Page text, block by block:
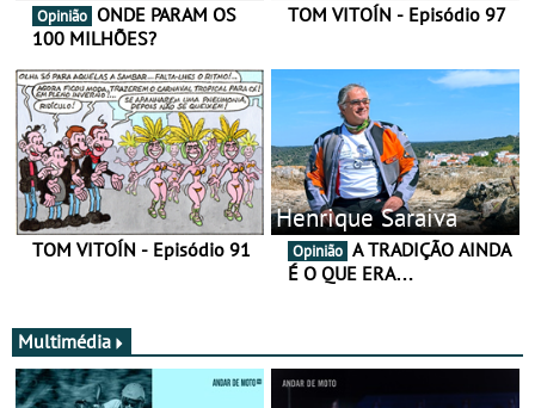
Opinião
100 MILHÕES?
TOM VITOÍN - Episódio 97
TOM VITOÍN - Episódio 91
Henrique Saraiva
Opinião
É O QUE ERA…
Multimédia